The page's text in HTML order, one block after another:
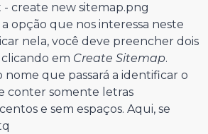
a opção que nos interessa neste
nela, você deve preencher dois
em Create Sitemap.
nome que passará a identificar o
conter somente letras
e sem espaços. Aqui, se